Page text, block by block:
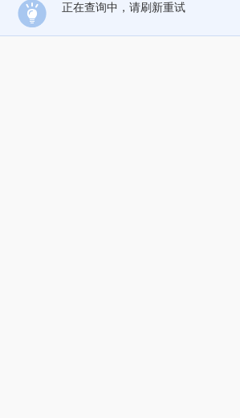
正在查询中，请刷新重试